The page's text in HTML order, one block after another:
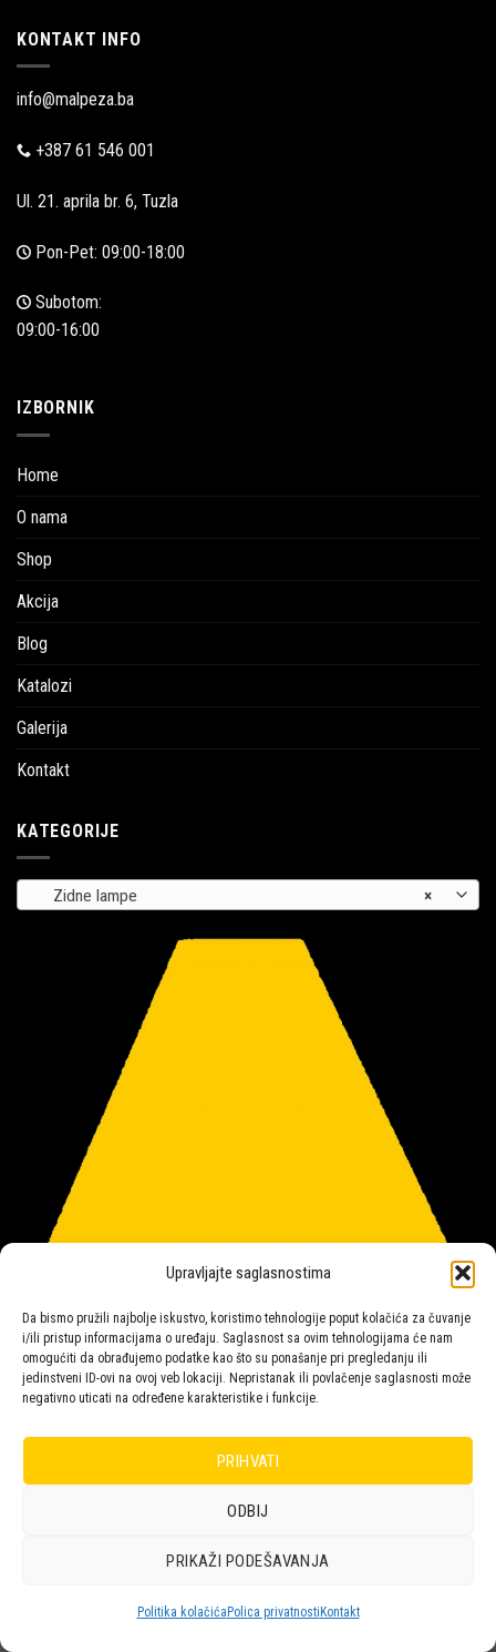
Upravljajte saglasnostima
Da bismo pružili najbolje iskustvo, koristimo tehnologije poput kolačića za čuvanje
i/ili pristup informacijama o uređaju. Saglasnost sa ovim tehnologijama će nam
omogućiti da obrađujemo podatke kao što su ponašanje pri pregledanju ili
jedinstveni ID-ovi na ovoj veb lokaciji. Nepristanak ili povlačenje saglasnosti može
negativno uticati na određene karakteristike i funkcije.
PRIHVATI
ODBIJ
PRIKAŽI PODEŠAVANJA
Politika kolačića Polica privatnosti Kontakt
KONTAKT INFO
info@malpeza.ba
+387 61 546 001
Ul. 21. aprila br. 6, Tuzla
Pon-Pet: 09:00-18:00
Subotom:
09:00-16:00
IZBORNIK
Home
O nama
Shop
Akcija
Blog
Katalozi
Galerija
Kontakt
KATEGORIJE
×
Zidne lampe
Copyright 2026 © Malpeza d.o.o.